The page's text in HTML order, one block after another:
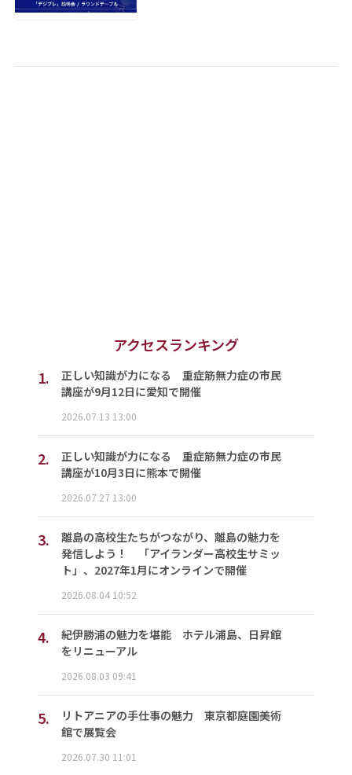
アクセスランキング
1.
正しい知識が力になる 重症筋無力症の市民
講座が9月12日に愛知で開催
2026.07.13 13:00
2.
正しい知識が力になる 重症筋無力症の市民
講座が10月3日に熊本で開催
2026.07.27 13:00
3.
離島の高校生たちがつながり、離島の魅力を
発信しよう！ 「アイランダー高校生サミッ
ト」、2027年1月にオンラインで開催
2026.08.04 10:52
4.
紀伊勝浦の魅力を堪能 ホテル浦島、日昇館
をリニューアル
2026.08.03 09:41
5.
リトアニアの手仕事の魅力 東京都庭園美術
館で展覧会
2026.07.30 11:01